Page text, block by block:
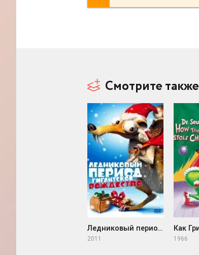
Смотрите также
Ледниковый период: Гигантское Рождество (2011)
2011 1966